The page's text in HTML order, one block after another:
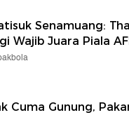
Senamuang:
Wajib Juara Piala
Cuma Gunung,